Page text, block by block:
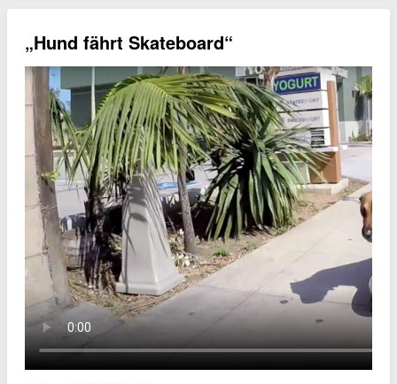
„Hund fährt Skateboard“